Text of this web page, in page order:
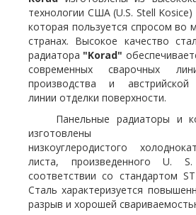
технологии США (U.S. Stell
которая пользуется спросом во
странах. Высокое качество
радиатора "Korad"
современных сварочных
производства и австрийской
линии отделки поверхности.
Панельные радиаторы и
низкоуглеродистого
листа, произведенного U.
соответствии со стандартом
Сталь характеризуется
разрыв и хорошей